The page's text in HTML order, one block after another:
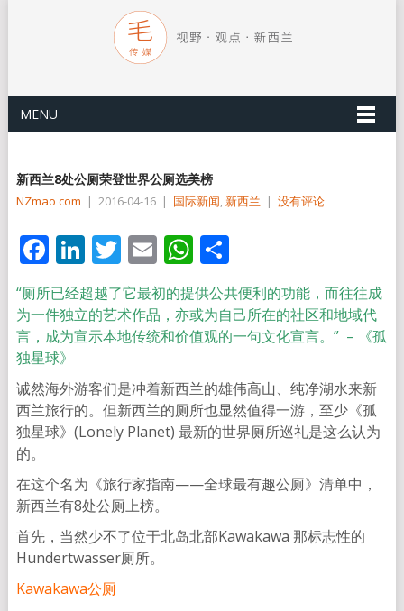
MENU
新西兰8处公厕荣登世界公厕选美榜
NZmao com | 2016-04-16 | 国际新闻, 新西兰 | 没有评论
Facebook
LinkedIn
Twitter
EmailWhatsApp
分
享
“厕所已经超越了它最初的提供公共便利的功能，而往往成
为一件独立的艺术作品，亦或为自己所在的社区和地域代
言，成为宣示本地传统和价值观的一句文化宣言。” – 《孤
独星球》
诚然海外游客们是冲着新西兰的雄伟高山、纯净湖水来新
西兰旅行的。但新西兰的厕所也显然值得一游，至少《孤
独星球》(Lonely Planet) 最新的世界厕所巡礼是这么认为
的。
在这个名为《旅行家指南——全球最有趣公厕》清单中，
新西兰有8处公厕上榜。
首先，当然少不了位于北岛北部Kawakawa 那标志性的
Hundertwasser厕所。
Kawakawa公厕